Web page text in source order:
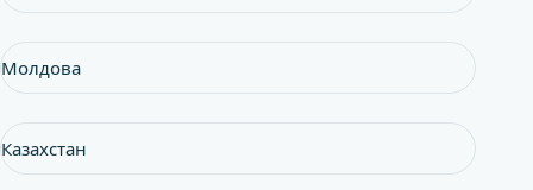
Молдова
Казахстан